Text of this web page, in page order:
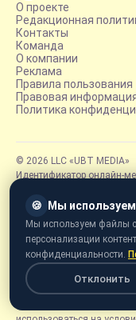
О проекте
Редакционная
Контакты
Команда
О компании
Реклама
Правила пользования
Правовая
Политика
© 2026 LLC «UBT MEDIA»
Идентификатор онлайн-
Styler является
рассказывающим о людях,
Фотографии,
правообладателям.
Images, допускается
разрешения
🍪 Мы
Мы используем файлы
персонализации
конфиденциальности.
Отклонить